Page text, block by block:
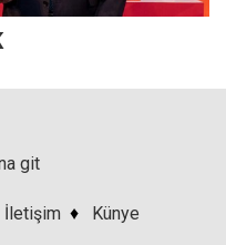
git
İletişim ♦ Künye